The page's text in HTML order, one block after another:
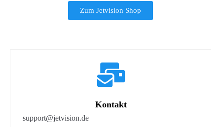
Zum Jetvision Shop
Kontakt
support@jetvision.de